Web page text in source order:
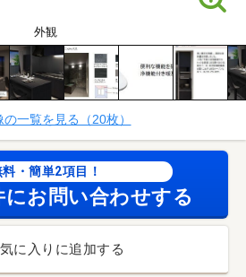
外観
の一覧を見る（20枚）
料・簡単2項目！
にお問い合わせする
に入りに追加する